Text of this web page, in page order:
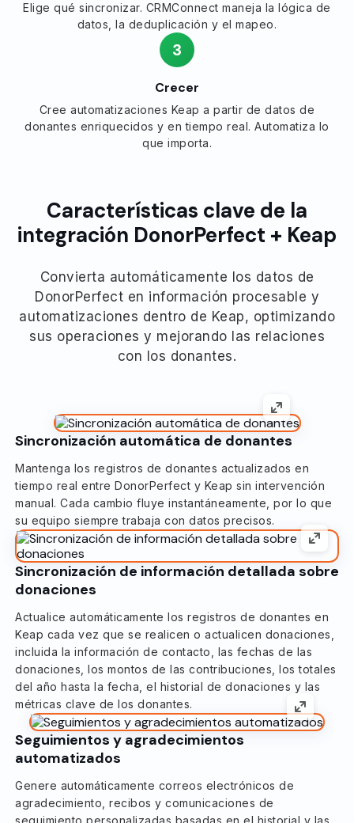
Elige qué sincronizar. CRMConnect maneja la lógica de
datos, la deduplicación y el mapeo.
3
Crecer
Cree automatizaciones Keap a partir de datos de
donantes enriquecidos y en tiempo real. Automatiza lo
que importa.
Características clave de la
integración DonorPerfect + Keap
Convierta automáticamente los datos de
DonorPerfect en información procesable y
automatizaciones dentro de Keap, optimizando
sus operaciones y mejorando las relaciones
con los donantes.
Sincronización automática de donantes
Mantenga los registros de donantes actualizados en
tiempo real entre DonorPerfect y Keap sin intervención
manual. Cada cambio fluye instantáneamente, por lo que
su equipo siempre trabaja con datos precisos.
Sincronización de información detallada sobre
donaciones
Actualice automáticamente los registros de donantes en
Keap cada vez que se realicen o actualicen donaciones,
incluida la información de contacto, las fechas de las
donaciones, los montos de las contribuciones, los totales
del año hasta la fecha, el historial de donaciones y las
métricas clave de los donantes.
Seguimientos y agradecimientos
automatizados
Genere automáticamente correos electrónicos de
agradecimiento, recibos y comunicaciones de
seguimiento personalizadas basadas en el historial y las